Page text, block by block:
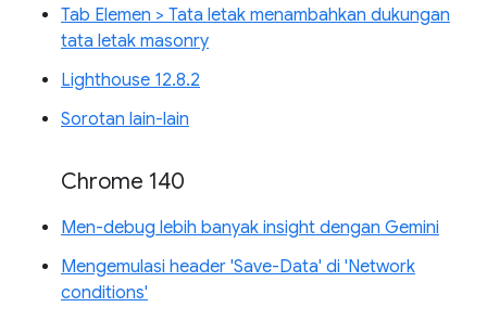
Tab Elemen > Tata letak menambahkan dukungan
tata letak masonry
Lighthouse 12.8.2
Sorotan lain-lain
Chrome 140
Men-debug lebih banyak insight dengan Gemini
Mengemulasi header 'Save-Data' di 'Network
conditions'